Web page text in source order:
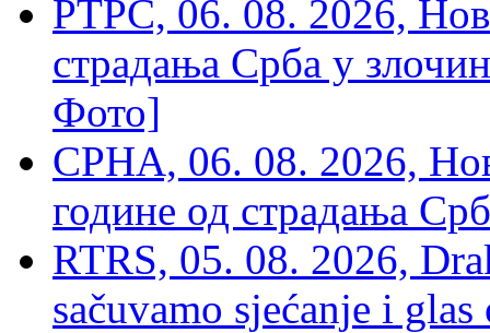
РТРС, 06. 08. 2026,
страдања Срба у
Фото]
СРНА, 06. 08. 2026,
године од страдања
RTRS, 05. 08. 2026,
sačuvamo sjećanje i